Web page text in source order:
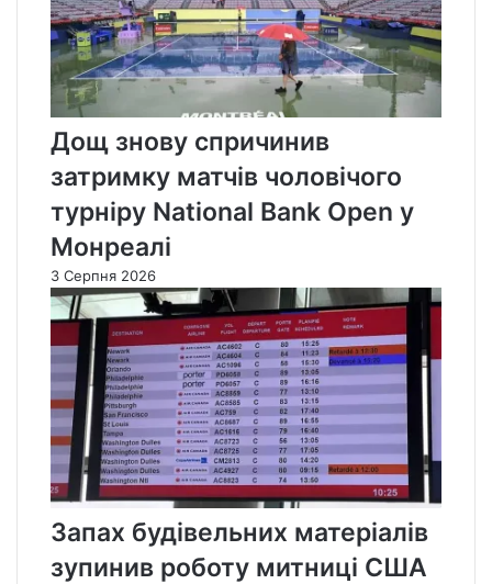
Дощ знову спричинив
затримку матчів чоловічого
турніру National Bank Open у
Монреалі
3 Серпня 2026
Запах будівельних матеріалів
зупинив роботу митниці США